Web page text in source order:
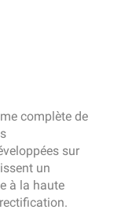
complète de
sur
un
à la haute